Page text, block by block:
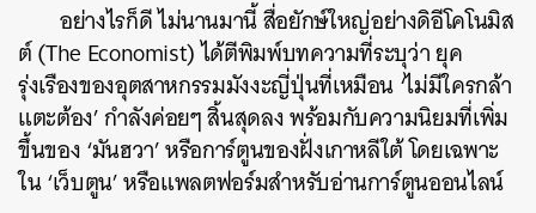
อย่างไรก็ดี ไม่นานมานี้ สื่อยักษ์ใหญ่อย่างดิอีโคโนมิส
ต์ (The Economist) ได้ตีพิมพ์บทความที่ระบุว่า ยุค
รุ่งเรืองของอุตสาหกรรมมังงะญี่ปุ่นที่เหมือน ‘ไม่มีใครกล้า
แตะต้อง’ กำลังค่อยๆ สิ้นสุดลง พร้อมกับความนิยมที่เพิ่ม
ขึ้นของ ‘มันฮวา’ หรือการ์ตูนของฝั่งเกาหลีใต้ โดยเฉพาะ
ใน ‘เว็บตูน’ หรือแพลตฟอร์มสำหรับอ่านการ์ตูนออนไลน์